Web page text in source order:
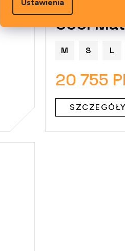
Ustawienia
Cool
M S L
20 755
SZCZEGÓŁY